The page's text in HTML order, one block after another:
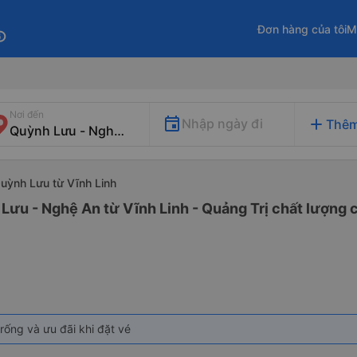
Đơn hàng của tôi
Nơi đến
Nhập ngày đi add
Lưu từ Vĩnh Linh
- Nghệ An từ Vĩnh Linh - Quảng Trị chất lượng
và ưu đãi khi đặt vé